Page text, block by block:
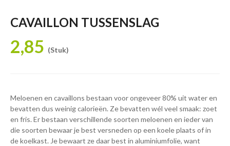
CAVAILLON TUSSENSLAG
2,85 (Stuk)
Meloenen en cavaillons bestaan voor ongeveer 80% uit water en
bevatten dus weinig calorieën. Ze bevatten wél veel smaak: zoet
en fris. Er bestaan verschillende soorten meloenen en ieder van
die soorten bewaar je best versneden op een koele plaats of in
de koelkast. Je bewaart ze daar best in aluminiumfolie, want